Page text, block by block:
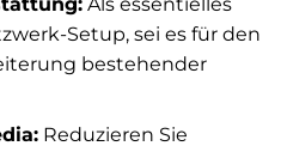
Setup, sei es für den
bestehender
Reduzieren Sie